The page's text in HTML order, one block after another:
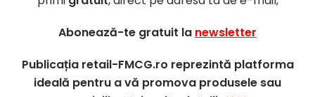
Abonează-te gratuit la newsletter
Publicația retail-FMCG.ro reprezintă platforma
ideală pentru a vă promova produsele sau